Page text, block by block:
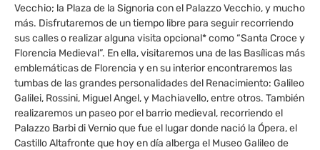
Vecchio; la Plaza de la Signoria con el Palazzo Vecchio, y mucho
más. Disfrutaremos de un tiempo libre para seguir recorriendo
sus calles o realizar alguna visita opcional* como “Santa Croce y
Florencia Medieval”. En ella, visitaremos una de las Basílicas más
emblemáticas de Florencia y en su interior encontraremos las
tumbas de las grandes personalidades del Renacimiento: Galileo
Galilei, Rossini, Miguel Angel, y Machiavello, entre otros. También
realizaremos un paseo por el barrio medieval, recorriendo el
Palazzo Barbi di Vernio que fue el lugar donde nació la Ópera, el
Castillo Altafronte que hoy en día alberga el Museo Galileo de